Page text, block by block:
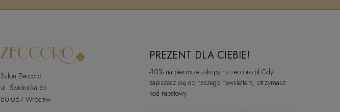
Salon Zeccoro
ul. Świdnicka 6a
50-067 Wrocław
PREZENT DLA CIEBIE!
-10% na pierwsze zakupy na zeccoro.pl Gdy
zapiszesz się do naszego newslettera, otrzymasz
kod rabatowy.